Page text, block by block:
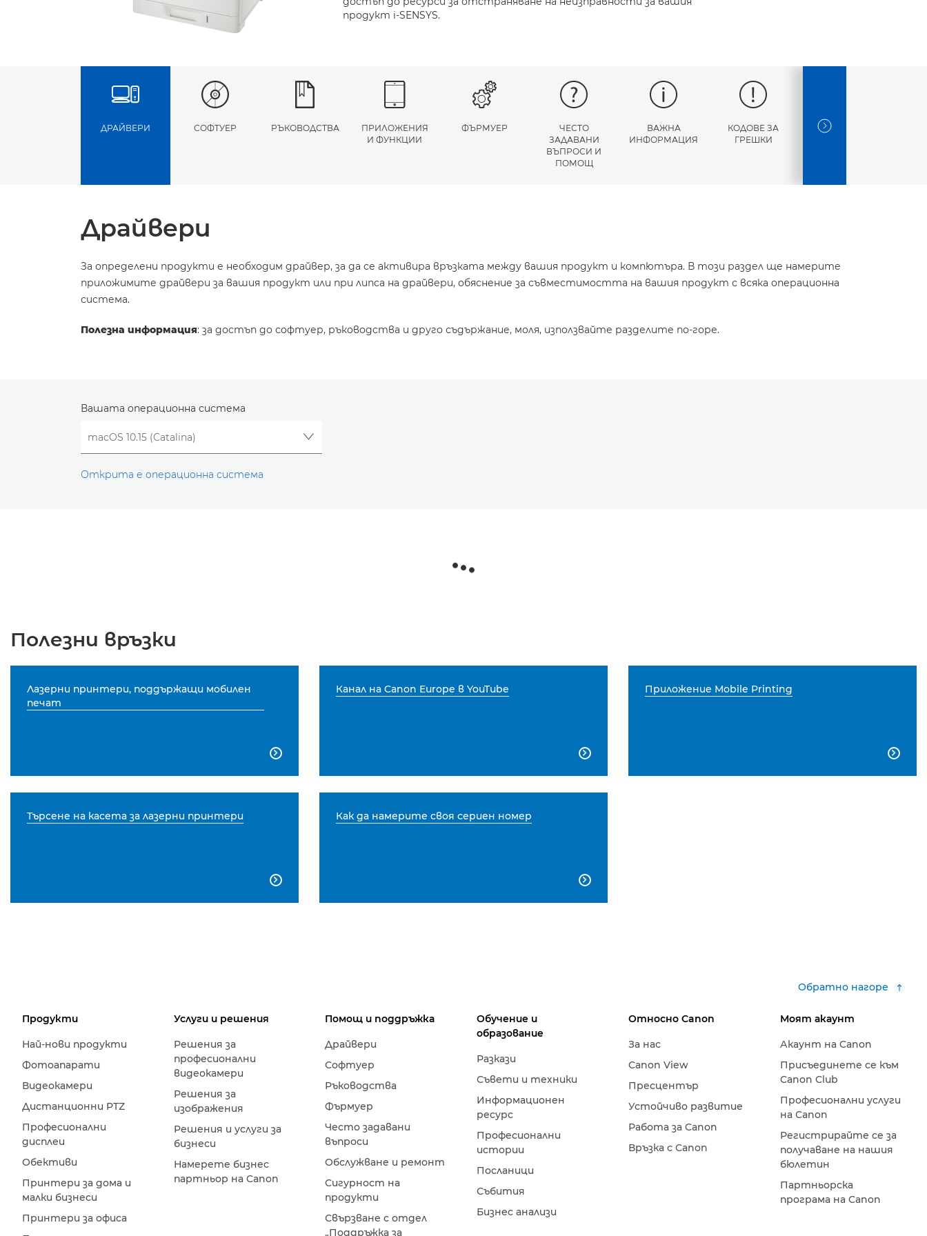
продукт i-SENSYS.
ДРАЙВЕРИ СОФТУЕР РЪКОВОДСТВА
ПРИЛОЖЕНИЯ
И ФУНКЦИИ
ФЪРМУЕР
ЧЕСТО
ЗАДАВАНИ
ВЪПРОСИ И
ПОМОЩ
ВАЖНА
ИНФОРМАЦИЯ
КОДОВЕ ЗА
ГРЕШКИ
СПЕЦИФИКАЦИИ
NEXT SLIDE
Драйвери
За определени продукти е необходим драйвер, за да се активира връзката между вашия продукт и компютъра. В този раздел ще намерите
приложимите драйвери за вашия продукт или при липса на драйвери, обяснение за съвместимостта на вашия продукт с всяка операционна
система.
Полезна информация: за достъп до софтуер, ръководства и друго съдържание, моля, използвайте разделите по-горе.
Вашата операционна система
Открита е операционна система
Полезни връзки
Лазерни принтери, поддържащи мобилен
печат

Канал на Canon Europe в YouTube

Приложение Mobile Printing

Търсене на касета за лазерни принтери

Как да намерите своя сериен номер

Обратно нагоре
Продукти
Най-нови продукти
Фотоапарати
Видеокамери
Дистанционни PTZ
Професионални
дисплеи
Обективи
Принтери за дома и
малки бизнеси
Принтери за офиса
Услуги и решения
Решения за
професионални
видеокамери
Решения за
изображения
Решения и услуги за
бизнеси
Намерете бизнес
партньор на Canon
Помощ и поддръжка
Драйвери
Софтуер
Ръководства
Фърмуер
Често задавани
въпроси
Обслужване и ремонт
Сигурност на
продукти
Свързване с отдел
„Поддръжка за
Обучение и
образование
Разкази
Съвети и техники
Информационен
ресурс
Професионални
истории
Посланици
Събития
Бизнес анализи
Относно Canon
За нас
Canon View
Пресцентър
Устойчиво развитие
Работа за Canon
Връзка с Canon
Моят акаунт
Акаунт на Canon
Присъединете се към
Canon Club
Професионални услуги
на Canon
Регистрирайте се за
получаване на нашия
бюлетин
Партньорска
програма на Canon